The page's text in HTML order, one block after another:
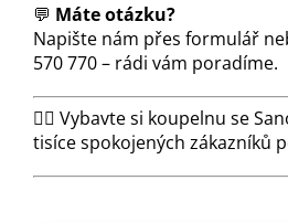
💬 Máte otázku?
Napište nám přes formulář
570 770 – rádi vám poradíme.
🧖‍♂️ Vybavte si koupelnu se
tisíce spokojených zákazníků